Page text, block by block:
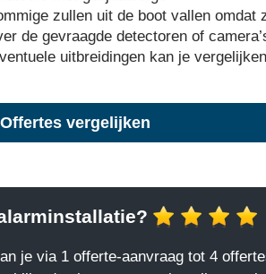
zullen uit de boot vallen omdat
de gevraagde detectoren of
uitbreidingen kan je
Offertes vergelijken
je via 1 offerte-aanvraag tot 4